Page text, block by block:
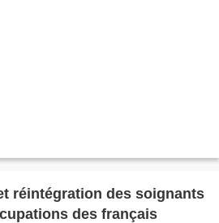
réintégration des soignants
des français